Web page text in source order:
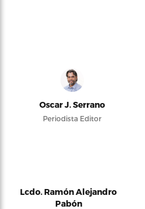
Oscar J. Serrano
Periodista Editor
Lcdo. Ramón Alejandro
Pabón